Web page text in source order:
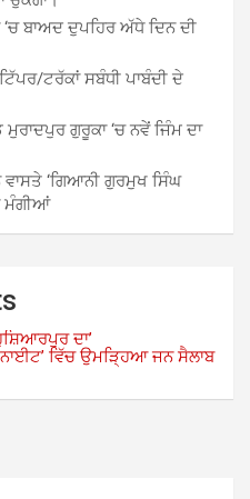
ਬਾਅਦ ਦੁਪਹਿਰ ਅੱਧੇ ਦਿਨ ਦੀ
ਟਰੱਕਾਂ ਸਬੰਧੀ ਪਾਬੰਦੀ ਦੇ
ਗੁਰੂਕਾ ‘ਚ ਨਵੇਂ ਜਿੰਮ ਦਾ
ਵਾਸਤੇ ‘ਗਿਆਨੀ ਗੁਰਮੁਖ ਸਿੰਘ
ਮੰਗੀਆਂ
ਦਾ’
ਵਿੱਚ ਉਮੜ੍ਹਿਆ ਜਨ ਸੈਲਾਬ